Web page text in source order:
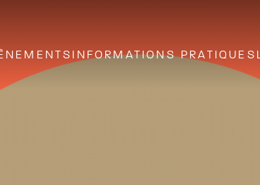
INFORMATIONS PRATIQUES